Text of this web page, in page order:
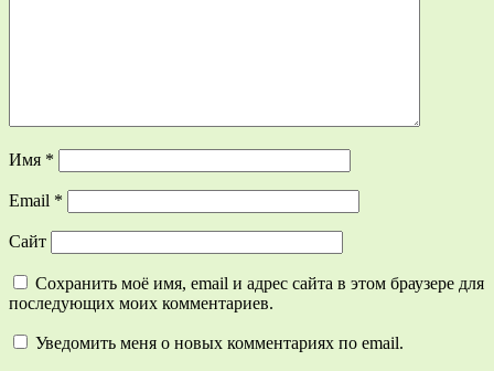
Имя *
Email *
Сайт
Сохранить моё имя, email и адрес сайта в этом браузере для
последующих моих комментариев.
Уведомить меня о новых комментариях по email.